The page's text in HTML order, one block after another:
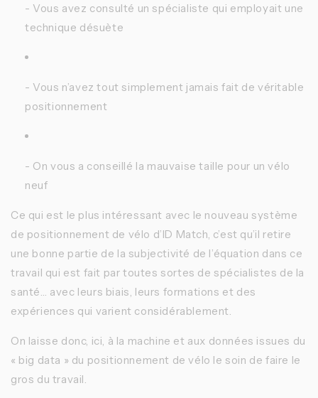
- Vous avez consulté un spécialiste qui employait une
technique désuète
- Vous n’avez tout simplement jamais fait de véritable
positionnement
- On vous a conseillé la mauvaise taille pour un vélo
neuf
Ce qui est le plus intéressant avec le nouveau système
de positionnement de vélo d’ID Match, c’est qu’il retire
une bonne partie de la subjectivité de l’équation dans ce
travail qui est fait par toutes sortes de spécialistes de la
santé… avec leurs biais, leurs formations et des
expériences qui varient considérablement.
On laisse donc, ici, à la machine et aux données issues du
« big data » du positionnement de vélo le soin de faire le
gros du travail.